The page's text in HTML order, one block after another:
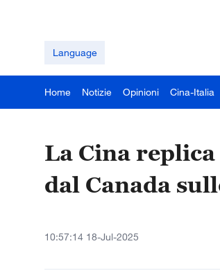
Language
Home Notizie Opinioni Cina-Italia
La Cina
dal Canada
10:57:14 18-Jul-2025